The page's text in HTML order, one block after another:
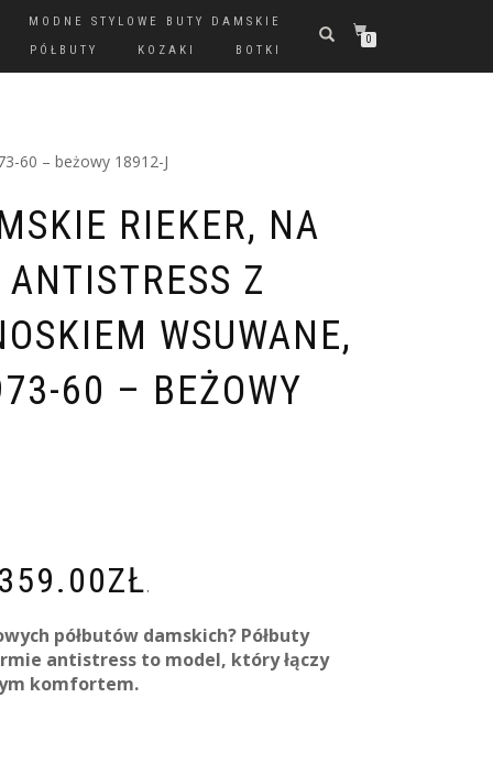
MODNE STYLOWE BUTY DAMSKIE
PÓŁBUTY
KOZAKI BOTKI
0
60 – beżowy 18912-J
RIEKER, NA
Z
WSUWANE,
60 – BEŻOWY
ZŁ.
półbutów damskich? Półbuty
antistress to model, który łączy
komfortem.